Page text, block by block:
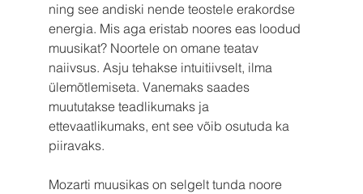
ning see andiski nende teostele erakordse
energia. Mis aga eristab noores eas loodud
muusikat? Noortele on omane teatav
naiivsus. Asju tehakse intuitiivselt, ilma
ülemõtlemiseta. Vanemaks saades
muututakse teadlikumaks ja
ettevaatlikumaks, ent see võib osutuda ka
piiravaks.
Mozarti muusikas on selgelt tunda noore